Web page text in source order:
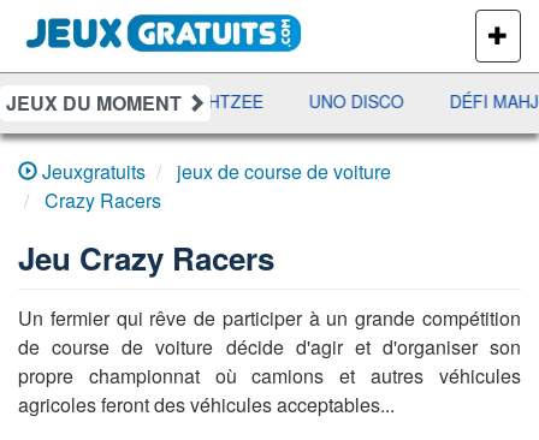
PLUS
DE
JEUX
JEUX DU MOMENT
RAMI JETX YAHTZEE UNO DISCO DÉFI
Jeuxgratuits
jeux de course de voiture
Crazy Racers
Jeu Crazy Racers
Un fermier qui rêve de participer à un grande compétition
de course de voiture décide d'agir et d'organiser son
propre championnat où camions et autres véhicules
agricoles feront des véhicules acceptables...